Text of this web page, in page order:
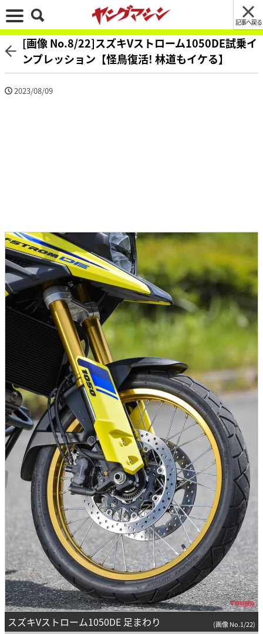
記事へ戻る
[画像 No.8/22]スズキVストローム1050DE試乗イ
ンプレッション【怪鳥復活! 林道もイケる】
2023/08/09
スズキVストローム1050DE 足まわり (画像 No.1/22)